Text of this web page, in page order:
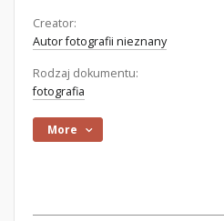
Creator:
Autor fotografii nieznany
Rodzaj dokumentu:
fotografia
More